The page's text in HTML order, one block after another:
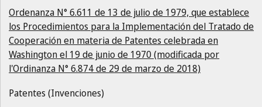
Ordenanza N° 6.611 de 13 de julio de 1979, que establece
los Procedimientos para la Implementación del Tratado de
Cooperación en materia de Patentes celebrada en
Washington el 19 de junio de 1970 (modificada por
l'Ordinanza N° 6.874 de 29 de marzo de 2018)
Patentes (Invenciones)